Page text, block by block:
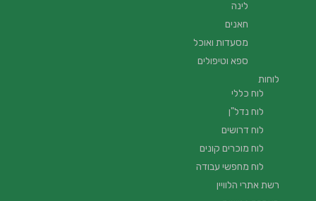
לינה
חאנים
מסעדות ואוכל
ספא וטיפולים
לוחות
לוח כללי
לוח נדל"ן
לוח דרושים
לוח מוכרים קונים
לוח מחפשי עבודה
רשת אתרי הלוויין